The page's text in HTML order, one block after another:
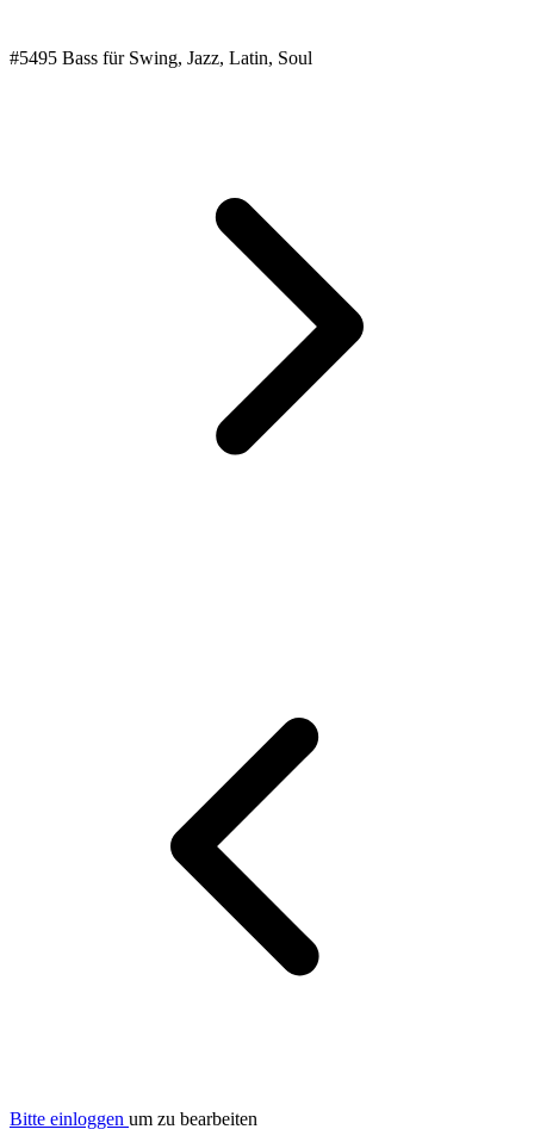
#5495 Bass für Swing, Jazz, Latin, Soul
Bitte einloggen um zu bearbeiten